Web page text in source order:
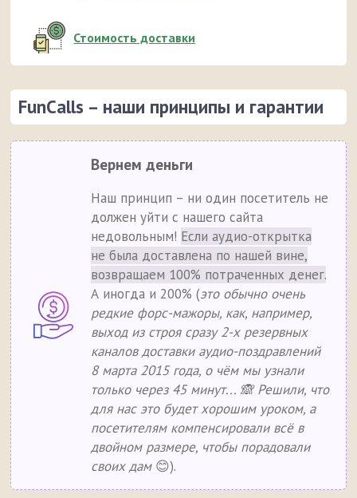
Стоимость доставки
FunCalls – наши принципы и гарантии
Вернем деньги
Наш принцип – ни один посетитель не
должен уйти с нашего сайта
недовольным! Если аудио-открытка
не была доставлена по нашей вине,
возвращаем 100% потраченных денег.
А иногда и 200% (это обычно очень
редкие форс-мажоры, как, например,
выход из строя сразу 2-х резервных
каналов доставки аудио-поздравлений
8 марта 2015 года, о чём мы узнали
только через 45 минут... 🙈 Решили, что
для нас это будет хорошим уроком, а
посетителям компенсировали всё в
двойном размере, чтобы порадовали
своих дам😊).